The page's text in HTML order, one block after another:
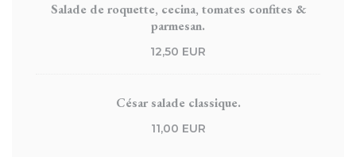
Salade de roquette, cecina, tomates confites &
parmesan.
12,50 EUR
César salade classique.
11,00 EUR